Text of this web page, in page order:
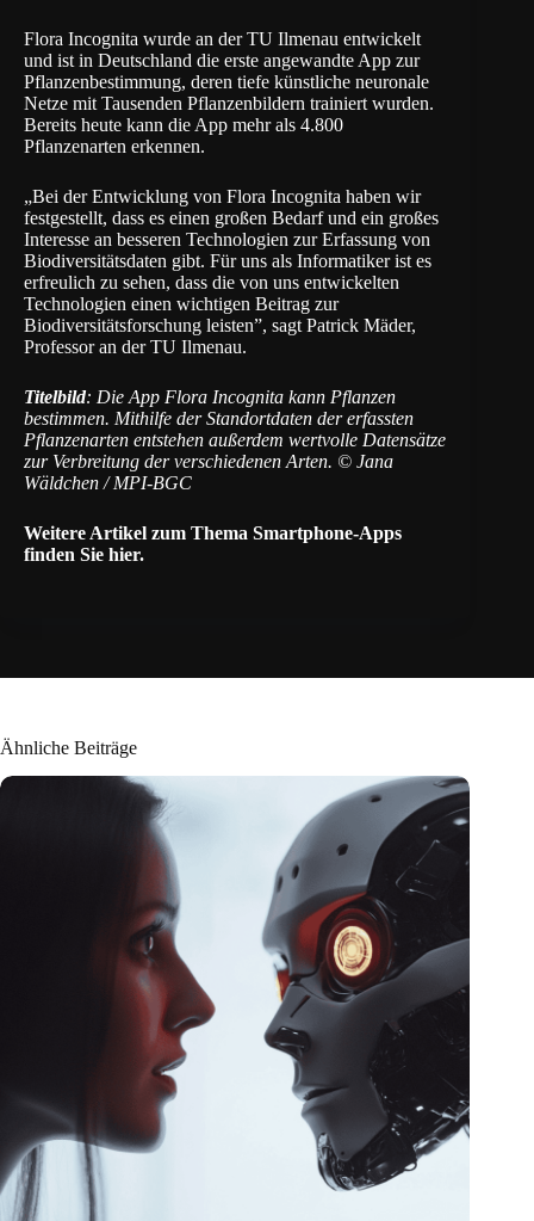
Flora Incognita wurde an der TU Ilmenau entwickelt
und ist in Deutschland die erste angewandte App zur
Pflanzenbestimmung, deren tiefe künstliche neuronale
Netze mit Tausenden Pflanzenbildern trainiert wurden.
Bereits heute kann die App mehr als 4.800
Pflanzenarten erkennen.
„Bei der Entwicklung von Flora Incognita haben wir
festgestellt, dass es einen großen Bedarf und ein großes
Interesse an besseren Technologien zur Erfassung von
Biodiversitätsdaten gibt. Für uns als Informatiker ist es
erfreulich zu sehen, dass die von uns entwickelten
Technologien einen wichtigen Beitrag zur
Biodiversitätsforschung leisten”, sagt Patrick Mäder,
Professor an der TU Ilmenau.
Titelbild: Die App Flora Incognita kann Pflanzen
bestimmen. Mithilfe der Standortdaten der erfassten
Pflanzenarten entstehen außerdem wertvolle Datensätze
zur Verbreitung der verschiedenen Arten. © Jana
Wäldchen / MPI-BGC
Weitere Artikel zum Thema Smartphone-Apps
finden Sie hier.
Ähnliche Beiträge